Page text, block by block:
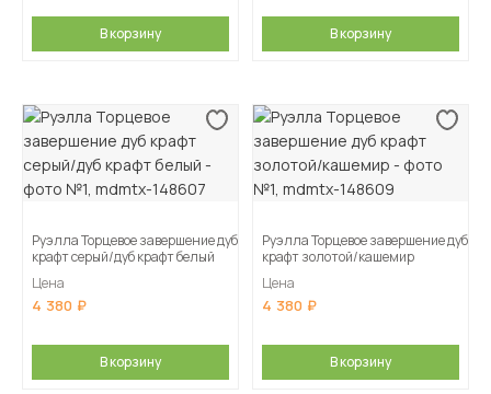
В корзину В корзину
Руэлла Торцевое завершение дуб
крафт серый/дуб крафт белый
Цена
4 380
В корзину
Руэлла Торцевое завершение дуб
крафт золотой/кашемир
Цена
4 380
В корзину